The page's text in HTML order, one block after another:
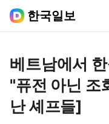
한국일보
베트남에서
"퓨전 아닌 조
난 셰프들]